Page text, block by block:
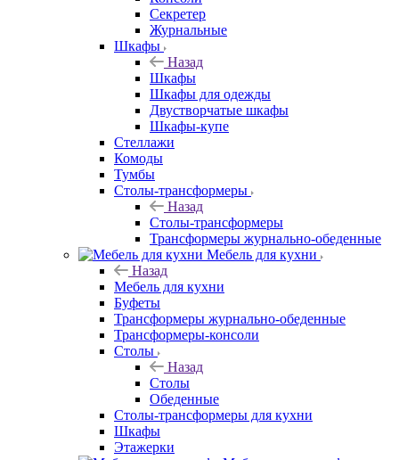
Секретер
Журнальные
Шкафы
Назад
Шкафы
Шкафы для одежды
Двустворчатые шкафы
Шкафы-купе
Стеллажи
Комоды
Тумбы
Столы-трансформеры
Назад
Столы-трансформеры
Трансформеры журнально-обеденные
Мебель для кухни
Назад
Мебель для кухни
Буфеты
Трансформеры журнально-обеденные
Трансформеры-консоли
Столы
Назад
Столы
Обеденные
Столы-трансформеры для кухни
Шкафы
Этажерки